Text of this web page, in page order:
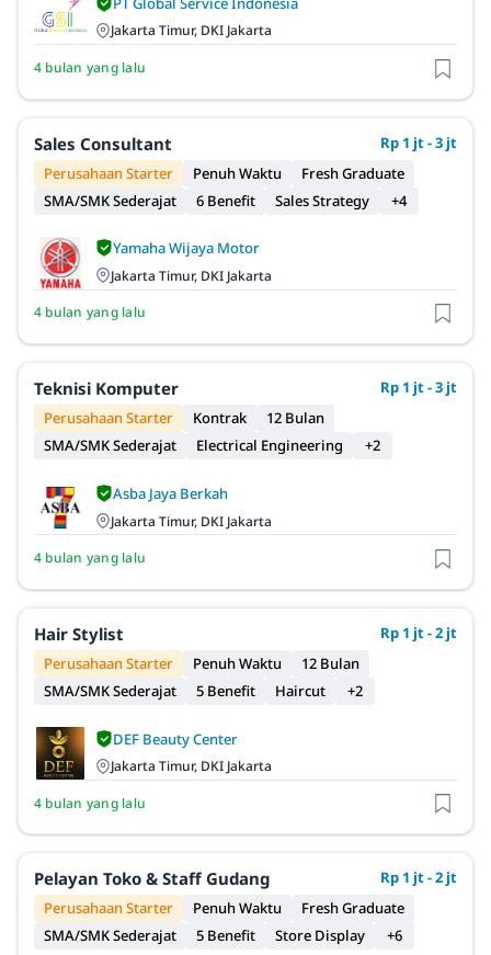
Jakarta Timur, DKI Jakarta
4 bulan yang lalu
Sales Consultant
Rp 1 jt - 3 jt
Perusahaan Starter
Penuh Waktu
Fresh Graduate
SMA/SMK Sederajat
6 Benefit Sales Strategy +4
Yamaha Wijaya Motor
Jakarta Timur, DKI Jakarta
4 bulan yang lalu
Teknisi Komputer
Rp 1 jt - 3 jt
Perusahaan Starter
Kontrak
12 Bulan
SMA/SMK Sederajat
Electrical Engineering +2
Asba Jaya Berkah
Jakarta Timur, DKI Jakarta
4 bulan yang lalu
Hair Stylist
Rp 1 jt - 2 jt
Perusahaan Starter
Penuh Waktu
12 Bulan
SMA/SMK Sederajat
5 Benefit Haircut +2
DEF Beauty Center
Jakarta Timur, DKI Jakarta
4 bulan yang lalu
Pelayan Toko & Staff Gudang
Rp 1 jt - 2 jt
Perusahaan Starter
Penuh Waktu
Fresh Graduate
SMA/SMK Sederajat
5 Benefit Store Display +6